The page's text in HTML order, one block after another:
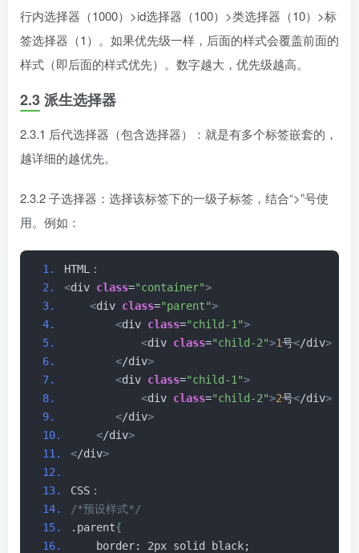
行内选择器（1000）>id选择器（100）>类选择器（10）>标
签选择器（1）。如果优先级一样，后面的样式会覆盖前面的
样式（即后面的样式优先）。数字越大，优先级越高。
2.3 派生选择器
2.3.1 后代选择器（包含选择器）：就是有多个标签嵌套的，
越详细的越优先。
2.3.2 子选择器：选择该标签下的一级子标签，结合“>”号使
用。例如：
HTML：
<div class="container">
<div class="parent">
<div class="child-1">
<div class="child-2">1号</div>
</div>
<div class="child-1">
<div class="child-2">2号</div>
</div>
</div>
</div>
CSS：
/*预设样式*/
.parent{
    border: 2px solid black;